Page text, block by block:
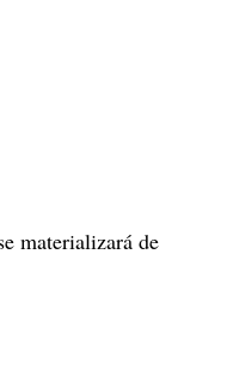
materializará de